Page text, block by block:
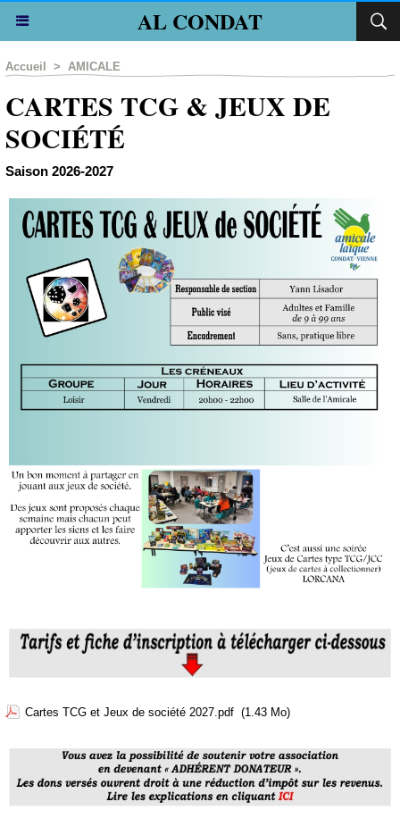
AL CONDAT
Accueil > AMICALE
CARTES TCG & JEUX DE
SOCIÉTÉ
Saison 2026-2027
Cartes TCG et Jeux de société 2027.pdf (1.43 Mo)